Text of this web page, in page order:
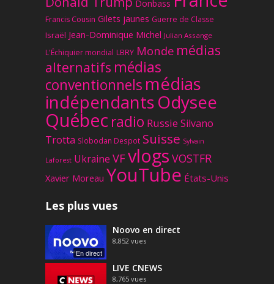
Donbass
Francis Cousin Gilets jaunes Guerre de Classe
Israël Jean-Dominique Michel Julian Assange
L'Échiquier mondial LBRY Monde médias
alternatifs médias
conventionnels médias
indépendantsOdysee
Québec radio Russie Silvano
Trotta Slobodan Despot Suisse Sylvain
Laforest Ukraine VFvlogs VOSTFR
Xavier Moreau YouTube États-Unis
Les plus vues
En direct
Noovo en direct
8,852 vues
LIVE CNEWS
8,765 vues